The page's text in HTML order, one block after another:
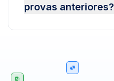
provas anteriores?